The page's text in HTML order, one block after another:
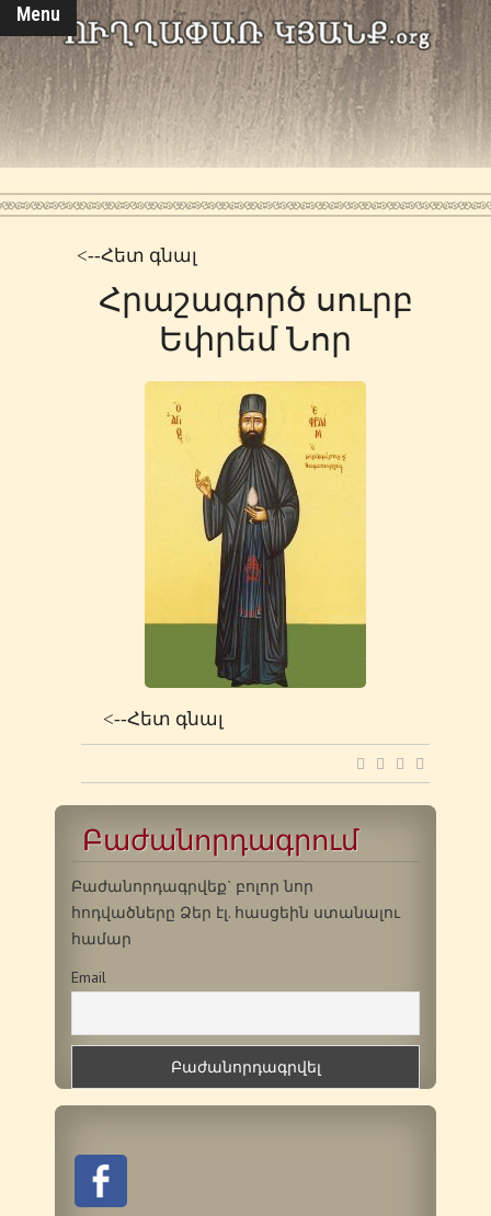
Menu
<--Հետ գնալ
Հրաշագործ սուրբ
Եփրեմ Նոր
<--Հետ գնալ
Բաժանորդագրում
Բաժանորդագրվեք` բոլոր նոր
հոդվածները Ձեր էլ. հասցեին ստանալու
համար
Email